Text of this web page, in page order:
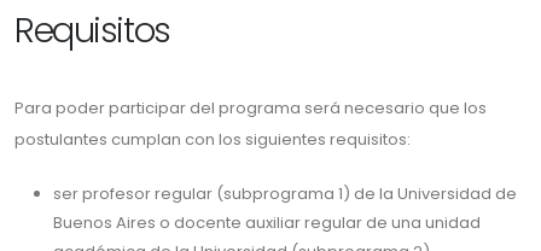
Requisitos
Para poder participar del programa será necesario que los
postulantes cumplan con los siguientes requisitos:
ser profesor regular (subprograma 1) de la Universidad de
Buenos Aires o docente auxiliar regular de una unidad